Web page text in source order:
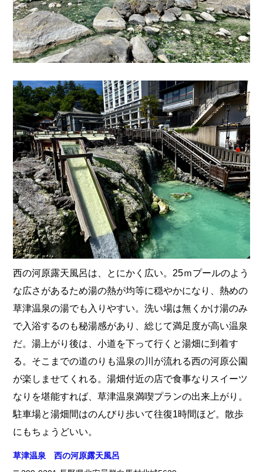
西の河原露天風呂は、とにかく広い。25ｍプールのよう
な広さがあるため湯の熱が均等に穏やかになり、熱めの
草津温泉の湯でも入りやすい。洗い場は無くかけ湯のみ
で入浴するのも秘湯感があり、総じて満足度が高い温泉
だ。湯上がり後は、小道を下って行くと湯畑に到着す
る。そこまでの道のりも温泉の川が流れる西の河原公園
が楽しませてくれる。湯畑付近の店で食事なりスイーツ
なりを堪能すれば、草津温泉満喫プランの出来上がり。
駐車場と湯畑間はのんびり歩いて往復1時間ほど。散歩
にもちょうどいい。
草津温泉 西の河原露天風呂